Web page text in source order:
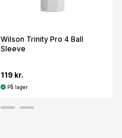
Wilson Trinity Pro 4 Ball
Sleeve
119 kr.
På lager